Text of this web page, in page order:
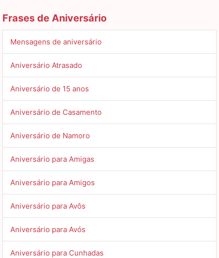
Frases de Aniversário
Mensagens de aniversário
Aniversário Atrasado
Aniversário de 15 anos
Aniversário de Casamento
Aniversário de Namoro
Aniversário para Amigas
Aniversário para Amigos
Aniversário para Avôs
Aniversário para Avós
Aniversário para Cunhadas